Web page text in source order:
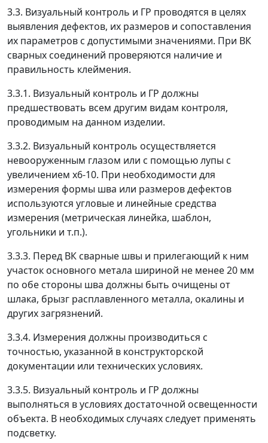
3.3. Визуальный контроль и ГР проводятся в целях
выявления дефектов, их размеров и сопоставления
их параметров с допустимыми значениями. При ВК
сварных соединений проверяются наличие и
правильность клеймения.
3.3.1. Визуальный контроль и ГР должны
предшествовать всем другим видам контроля,
проводимым на данном изделии.
3.3.2. Визуальный контроль осуществляется
невооруженным глазом или с помощью лупы с
увеличением х6-10. При необходимости для
измерения формы шва или размеров дефектов
используются угловые и линейные средства
измерения (метрическая линейка, шаблон,
угольники и т.п.).
3.3.3. Перед ВК сварные швы и прилегающий к ним
участок основного метала шириной не менее 20 мм
по обе стороны шва должны быть очищены от
шлака, брызг расплавленного металла, окалины и
других загрязнений.
3.3.4. Измерения должны производиться с
точностью, указанной в конструкторской
документации или технических условиях.
3.3.5. Визуальный контроль и ГР должны
выполняться в условиях достаточной освещенности
объекта. В необходимых случаях следует применять
подсветку.